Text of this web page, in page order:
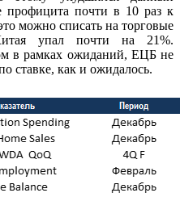
профицита почти в 10 раз к
можно списать на торговые
упал почти на 21%.
в рамках ожиданий, ЕЦБ не
ставке, как и ожидалось.